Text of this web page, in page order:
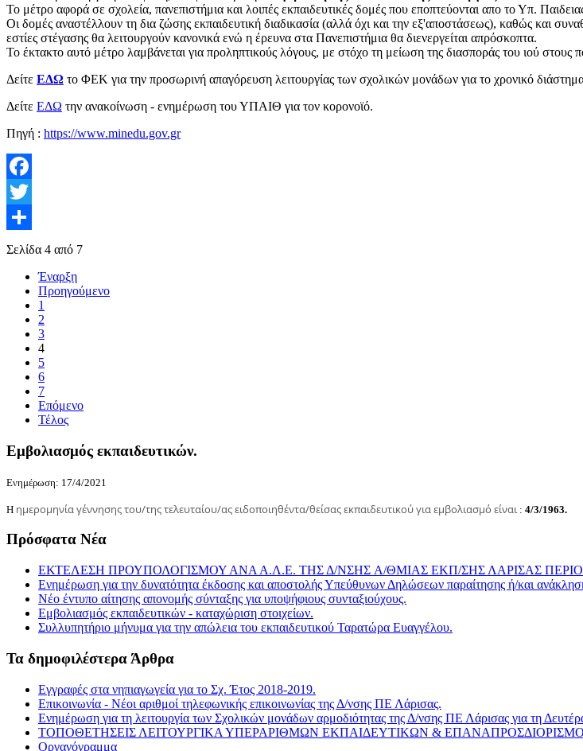
Το μέτρο αφορά σε σχολεία, πανεπιστήμια και λοιπές εκπαιδευτικές δομές που εποπτεύονται απο το Υπ.
Οι δομές αναστέλλουν τη δια ζώσης εκπαιδευτική διαδικασία (αλλά όχι και την εξ'αποστάσεως), καθώς και
εστίες στέγασης θα λειτουργούν κανονικά ενώ η έρευνα στα Πανεπιστήμια θα διενεργείται απρόσκοπτα.
Το έκτακτο αυτό μέτρο λαμβάνεται για προληπτικούς λόγους, με στόχο τη μείωση της διασποράς του ιού στους
Δείτε ΕΔΩ το ΦΕΚ για την προσωρινή απαγόρευση λειτουργίας των σχολικών μονάδων για το χρονικό
Δείτε ΕΔΩ την ανακοίνωση - ενημέρωση του ΥΠΑΙΘ για τον κορονοϊό.
Πηγή : https://www.minedu.gov.gr
Facebook
Twitter
Share
Σελίδα 4 από 7
Έναρξη
Προηγούμενο
1
2
3
4
5
6
7
Επόμενο
Τέλος
Εμβολιασμός εκπαιδευτικών.
Ενημέρωση: 17/4/2021
Η ημερομηνία γέννησης του/της τελευταίου/ας ειδοποιηθέντα/θείσας εκπαιδευτικού για εμβολιασμό είναι : 4/3/1963.
Πρόσφατα Νέα
ΕΚΤΕΛΕΣΗ ΠΡΟΥΠΟΛΟΓΙΣΜΟΥ ΑΝΑ Α.Λ.Ε. ΤΗΣ Δ/ΝΣΗΣ A/ΘΜΙΑΣ ΕΚΠ/ΣΗΣ ΛΑΡΙΣΑΣ ΠΕΡΙΟΔΟΣ
Ενημέρωση για την δυνατότητα έκδοσης και αποστολής Υπεύθυνων Δηλώσεων παραίτησης ή/και
Νέο έντυπο αίτησης απονομής σύνταξης για υποψήφιους συνταξιούχους.
Εμβολιασμός εκπαιδευτικών - καταχώριση στοιχείων.
Συλλυπητήριο μήνυμα για την απώλεια του εκπαιδευτικού Ταρατώρα Ευαγγέλου.
Τα δημοφιλέστερα Άρθρα
Εγγραφές στα νηπιαγωγεία για το Σχ. Έτος 2018-2019.
Επικοινωνία - Νέοι αριθμοί τηλεφωνικής επικοινωνίας της Δ/νσης ΠΕ Λάρισας.
Ενημέρωση για τη λειτουργία των Σχολικών μονάδων αρμοδιότητας της Δ/νσης ΠΕ Λάρισας για τη
ΤΟΠΟΘΕΤΗΣΕΙΣ ΛΕΙΤΟΥΡΓΙΚΑ ΥΠΕΡΑΡΙΘΜΩΝ ΕΚΠΑΙΔΕΥΤΙΚΩΝ &
Οργανόγραμμα